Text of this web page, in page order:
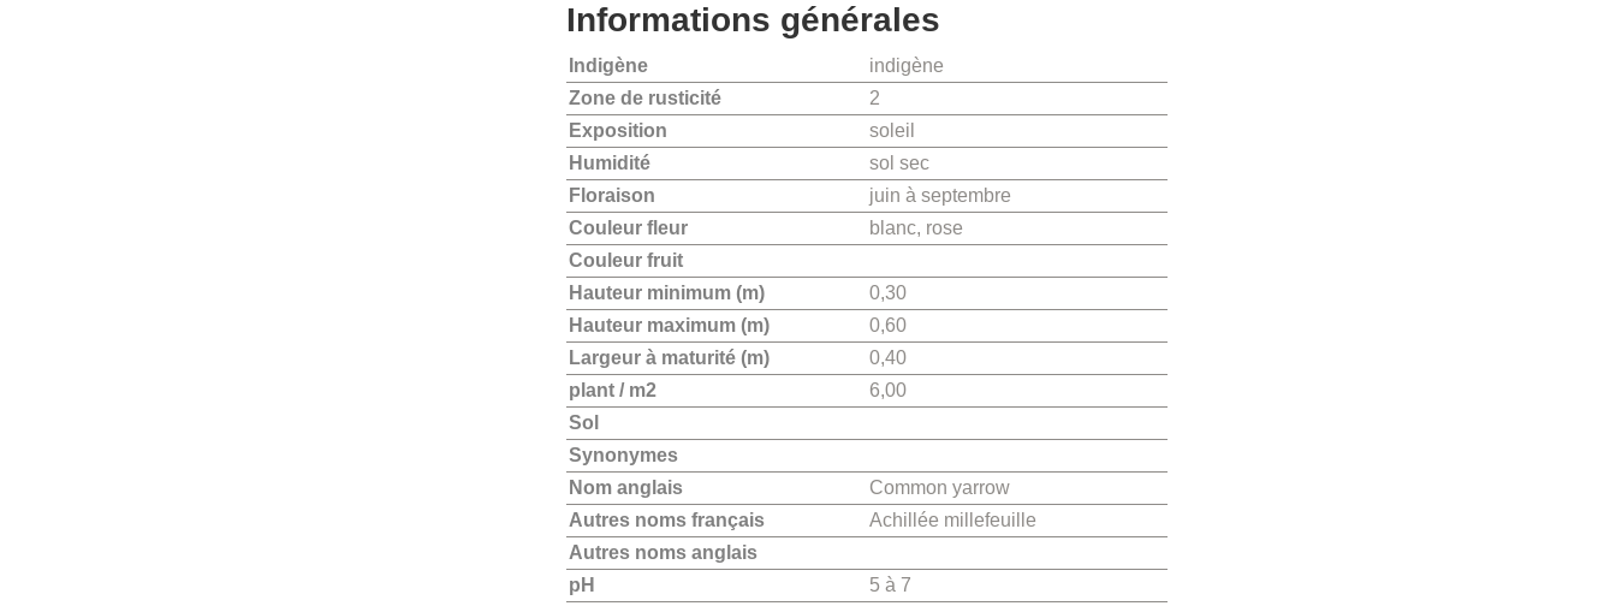
Informations générales
Indigène
indigène
Zone de rusticité
2
Exposition
soleil
Humidité
sol sec
Floraison
juin à septembre
Couleur fleur
blanc, rose
Couleur fruit
Hauteur minimum (m)
0,30
Hauteur maximum (m)
0,60
Largeur à maturité (m)
0,40
plant / m2
6,00
Sol
Synonymes
Nom anglais
Common yarrow
Autres noms français
Achillée millefeuille
Autres noms anglais
pH
5 à 7